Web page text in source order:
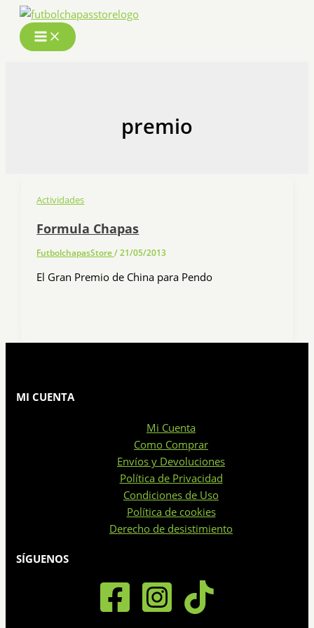
contenido
premio
Actividades
Formula Chapas
FutbolchapasStore/21/05/2013
El Gran Premio de China para Pendo
MI CUENTA
Mi Cuenta
Como Comprar
Envíos y Devoluciones
Política de Privacidad
Condiciones de Uso
Política de cookies
Derecho de desistimiento
SÍGUENOS